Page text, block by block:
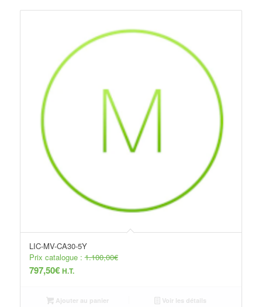
LIC-MV-CA30-5Y
Prix catalogue :1.100,00€
797,50€ H.T.
Ajouter au panier Voir les détails